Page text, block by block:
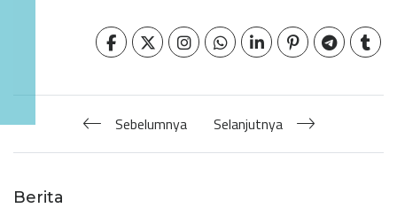
Sebelumnya Selanjutnya
Berita